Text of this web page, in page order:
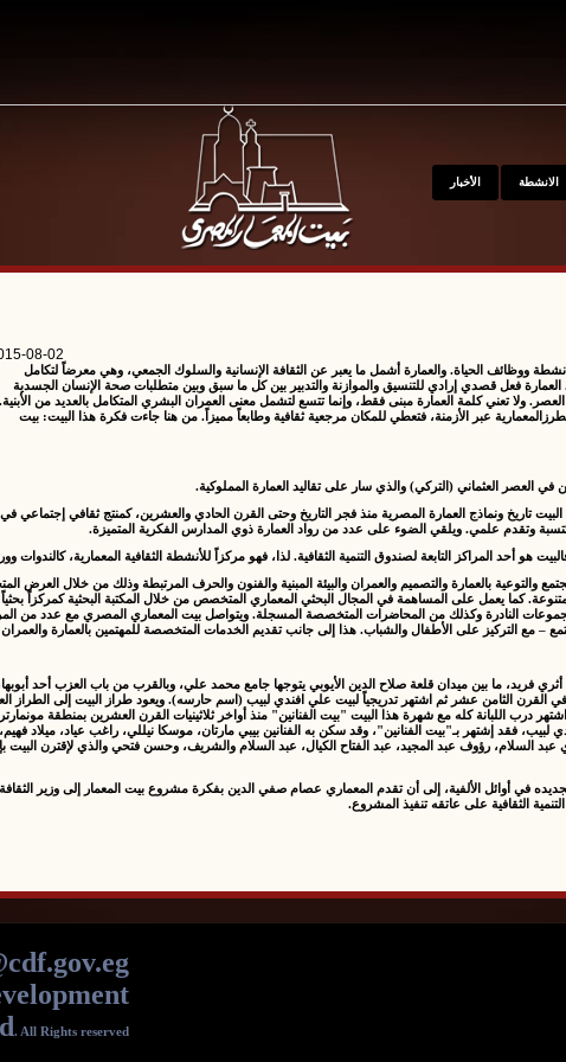
الأخبار الانشطة
08-02
أنشطة ووظائف الحياة. والعمارة أشمل ما يعبر عن الثقافة الإنسانية والسلوك الجمعي، وهي معرضاً لتكامل
فعل قصدي إرادي للتنسيق والموازنة والتدبير بين كل ما سبق وبين متطلبات صحة الإنسان الجسدية
ولا تعني كلمة العمارة مبنى فقط، وإنما تتسع لتشمل معنى العمران البشري المتكامل بالعديد من الأبنية.
عبر الأزمنة، فتعطي للمكان مرجعية ثقافية وطابعاً مميزاً. من هنا جاءت فكرة هذا البيت: بيت
العثماني (التركي) والذي سار على تقاليد العمارة المملوكية.
البيت تاريخ ونماذج العمارة المصرية منذ فجر التاريخ وحتى القرن الحادي والعشرين، كمنتج ثقافي إجتماعي في
وتقدم علمي. ويلقي الضوء على عدد من رواد العمارة ذوي المدارس الفكرية المتميزة.
هو أحد المراكز التابعة لصندوق التنمية الثقافية. لذا، فهو مركزاً للأنشطة الثقافية المعمارية، كالندوات
بالعمارة والتصميم والعمران والبيئة المبنية والفنون والحرف المرتبطة وذلك من خلال العرض
كما يعمل على المساهمة في المجال البحثي المعماري المتخصص من خلال المكتبة البحثية كمركزاً بحثياً
النادرة وكذلك من المحاضرات المتخصصة المسجلة. ويتواصل بيت المعماري المصري مع عدد من
المجتمع – مع التركيز على الأطفال والشباب. هذا إلى جانب تقديم الخدمات المتخصصة للمهتمين بالعمارة
أثري فريد، ما بين ميدان قلعة صلاح الدين الأيوبي يتوجها جامع محمد علي، وبالقرب من باب العزب
الثامن عشر ثم اشتهر تدريجياً لبيت علي افندي لبيب (اسم حارسه). ويعود طراز البيت إلى الطراز
درب اللبانة كله مع شهرة هذا البيت "بيت الفنانين" منذ أواخر ثلاثينيات القرن العشرين بمنطقة مونمارتر
لبيب، فقد إشتهر بـ"بيت الفنانين"، وقد سكن به الفنانين بيبي مارتان، موسكا نيللي، راغب عياد،
السلام، رؤوف عبد المجيد، عبد الفتاح الكيال، عبد السلام والشريف، وحسن فتحي والذي لإقترن
. All Rights reserved